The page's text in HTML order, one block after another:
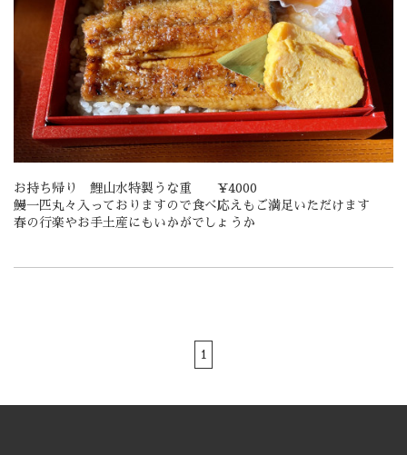
お持ち帰り 鯉山水特製うな重 ¥4000
鰻一匹丸々入っておりますので食べ応えもご満足いただけます
春の行楽やお手土産にもいかがでしょうか
1